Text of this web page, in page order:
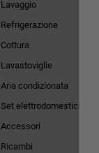
Lavaggio
Refrigerazione
Cottura
Lavastoviglie
Aria condizionata
Set elettrodomestici
Accessori
Ricambi